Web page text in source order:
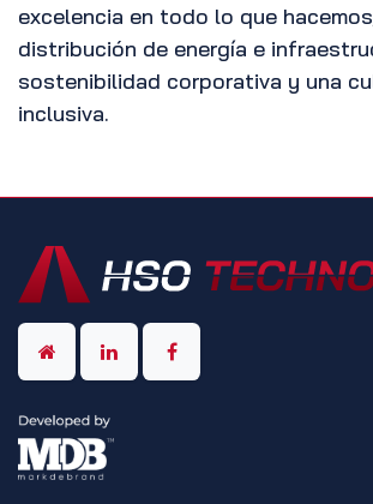
excelencia en todo lo que
distribución de energía e
sostenibilidad corporativa y una
inclusiva.